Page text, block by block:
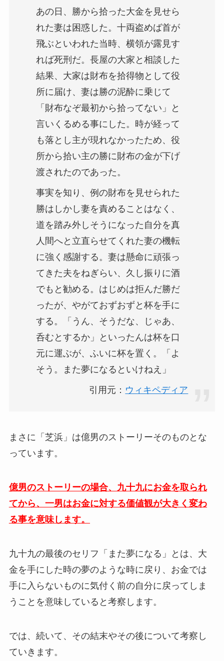
あの日、勝から拾った大金を見せら
れた妻は困惑した。十両盗めば首が
飛ぶといわれた当時、横領が露見す
れば死刑だ。長屋の大家と相談した
結果、大家は財布を拾得物として役
所に届け、妻は勝の泥酔に乗じて
「財布なぞ最初から拾ってない」と
言いくるめる事にした。時が経って
も落とし主が現れなかったため、役
所から拾い主の勝に財布の金が下げ
渡されたのであった。
事実を知り、例の財布を見せられた
勝はしかし妻を責めることはなく、
道を踏み外しそうになった自分を真
人間へと立直らせてくれた妻の機転
に強く感謝する。妻は懸命に頑張っ
てきた夫をねぎらい、久し振りに酒
でもと勧める。はじめは拒んだ勝だ
ったが、やがておずおずと杯を手に
する。「うん、そうだな、じゃあ、
呑むとするか」といったんは杯を口
元に運ぶが、ふいに杯を置く。「よ
そう。また夢になるといけねえ」
引用元： ウィキペディア
まさに「芝浜」は億男のストーリーそのものとな
っています。
億男のストーリーの場合、九十九にお金を取られ
てから、一男はお金に対する価値観が大きく変わ
る事を意味します。
九十九の最後のセリフ「また夢になる」とは、大
金を手にした時の夢のような時に戻り、お金では
手に入らないものに気付く前の自分に戻ってしま
うことを意味していると考察します。
では、続いて、その結末やその後について考察し
ていきます。